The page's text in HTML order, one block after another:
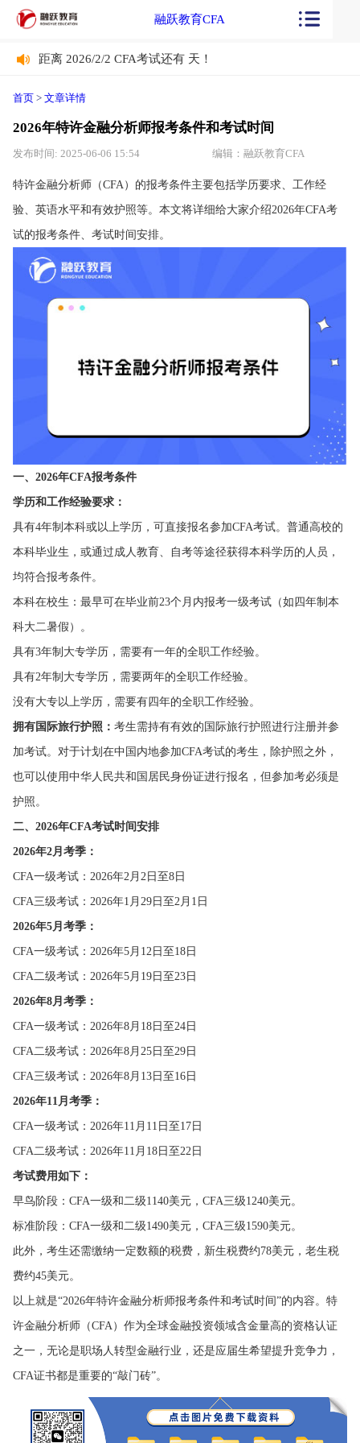
融跃教育CFA
距离 2026/2/2 CFA考试还有 天！
首页 > 文章详情
2026年特许金融分析师报考条件和考试时间
发布时间: 2025-06-06 15:54 编辑：融跃教育CFA
‌特许金融分析师（CFA）的报考条件主要包括学历要求、工作经
验、英语水平和有效护照等‌。本文将详细给大家介绍2026年CFA考
试的报考条件、考试时间安排。
一、2026年CFA报考条件
学历和工作经验要求：
具有4年制本科或以上学历，可直接报名参加CFA考试。普通高校的
本科毕业生，或通过成人教育、自考等途径获得本科学历的人员，
均符合报考条件。
本科在校生‌：最早可在毕业前23个月内报考一级考试（如四年制本
科大二暑假）。‌‌
具有3年制大专学历，需要有一年的全职工作经验。
具有2年制大专学历，需要两年的全职工作经验。
没有大专以上学历，需要有四年的全职工作经验。
拥有国际旅行护照： 考生需持有有效的国际旅行护照进行注册并参
加考试。对于计划在中国内地参加CFA考试的考生，除护照之外，
也可以使用中华人民共和国居民身份证进行报名，但参加考必须是
护照。
二、2026年CFA考试时间安排
2026年2月考季：
CFA一级考试：2026年2月2日至8日
CFA三级考试：2026年1月29日至2月1日
2026年5月考季：
CFA一级考试：2026年5月12日至18日
CFA二级考试：2026年5月19日至23日
2026年8月考季：
CFA一级考试：2026年8月18日至24日
CFA二级考试：2026年8月25日至29日
CFA三级考试：2026年8月13日至16日
2026年11月考季：
CFA一级考试：2026年11月11日至17日
CFA二级考试：2026年11月18日至22日
考试费用如下：
早鸟阶段：CFA一级和二级1140美元，CFA三级1240美元。
标准阶段：CFA一级和二级1490美元，CFA三级1590美元。
此外，考生还需缴纳一定数额的税费，新生税费约78美元，老生税
费约45美元。
以上就是“2026年特许金融分析师报考条件和考试时间”的内容。特
许金融分析师（CFA）作为全球金融投资领域含金量高的资格认证
之一，无论是职场人转型金融行业，还是应届生希望提升竞争力，
CFA证书都是重要的“敲门砖”。